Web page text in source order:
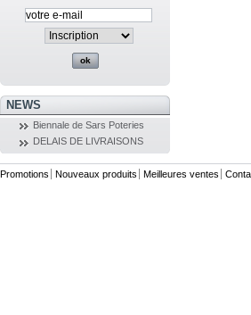
NEWS
Biennale de Sars Poteries
DELAIS DE LIVRAISONS
Promotions Nouveaux produits Meilleures ventes